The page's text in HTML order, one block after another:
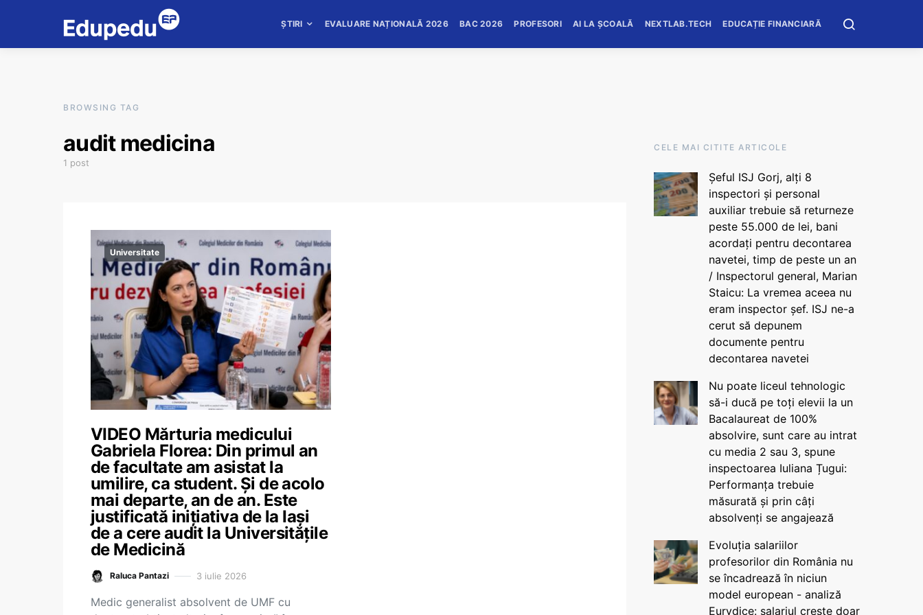
ȘTIRI EVALUARE NAȚIONALĂ 2026 BAC 2026 PROFESORI AI LA ȘCOALĂ NEXTLAB.TECH EDUCAȚIE FINANCIARĂ
BROWSING TAG
audit medicina
1 post
Universitate
VIDEO Mărturia medicului
Gabriela Florea: Din primul an
de facultate am asistat la
umilire, ca student. Și de acolo
mai departe, an de an. Este
justificată inițiativa de la Iași
de a cere audit la Universitățile
de Medicină
Raluca Pantazi 3 iulie 2026
Medic generalist absolvent de UMF cu
CELE MAI CITITE ARTICOLE
Șeful ISJ Gorj, alți 8
inspectori și personal
auxiliar trebuie să returneze
peste 55.000 de lei, bani
acordați pentru decontarea
navetei, timp de peste un an
/ Inspectorul general, Marian
Staicu: La vremea aceea nu
eram inspector șef. ISJ ne-a
cerut să depunem
documente pentru
decontarea navetei
Nu poate liceul tehnologic
să-i ducă pe toți elevii la un
Bacalaureat de 100%
absolvire, sunt care au intrat
cu media 2 sau 3, spune
inspectoarea Iuliana Țugui:
Performanța trebuie
măsurată și prin câți
absolvenți se angajează
Evoluția salariilor
profesorilor din România nu
se încadrează în niciun
model european - analiză
Eurydice: salariul crește doar